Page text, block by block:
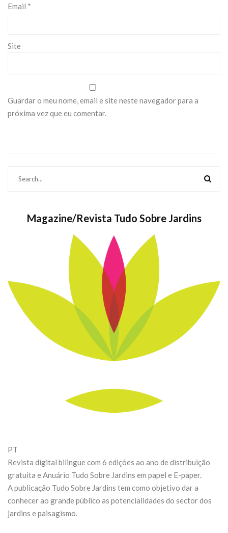
Email *
Site
Guardar o meu nome, email e site neste navegador para a
próxima vez que eu comentar.
Magazine/Revista Tudo Sobre Jardins
PT
Revista digital bilingue com 6 edições ao ano de distribuição
gratuita e Anuário Tudo Sobre Jardins em papel e E-paper.
A publicação Tudo Sobre Jardins tem como objetivo dar a
conhecer ao grande público as potencialidades do sector dos
jardins e paisagismo.